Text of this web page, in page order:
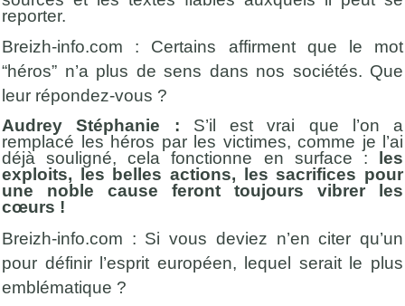
reporter.
Breizh-info.com : Certains affirment que le mot
“héros” n’a plus de sens dans nos sociétés. Que
leur répondez-vous ?
Audrey Stéphanie : S’il est vrai que l’on a
remplacé les héros par les victimes, comme je l’ai
déjà souligné, cela fonctionne en surface : les
exploits, les belles actions, les sacrifices pour
une noble cause feront toujours vibrer les
cœurs !
Breizh-info.com : Si vous deviez n’en citer qu’un
pour définir l’esprit européen, lequel serait le plus
emblématique ?